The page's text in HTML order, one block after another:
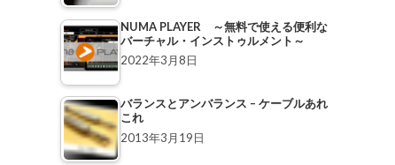
NUMA PLAYER ～無料で使える便利な
バーチャル・インストゥルメント～
2022年3月8日
バランスとアンバランス – ケーブルあれ
これ
2013年3月19日